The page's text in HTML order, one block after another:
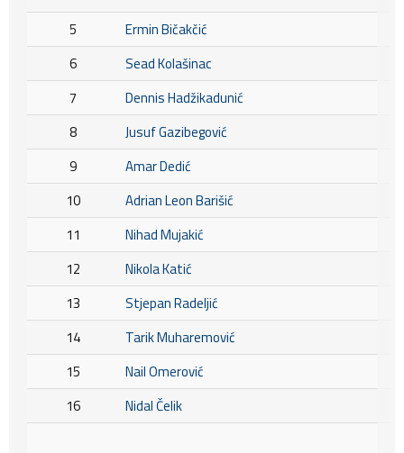
5
Ermin Bičakčić
6
Sead Kolašinac
7
Dennis Hadžikadunić
8
Jusuf Gazibegović
9
Amar Dedić
10
Adrian Leon Barišić
11
Nihad Mujakić
12
Nikola Katić
13
Stjepan Radeljić
14
Tarik Muharemović
15
Nail Omerović
16
Nidal Čelik